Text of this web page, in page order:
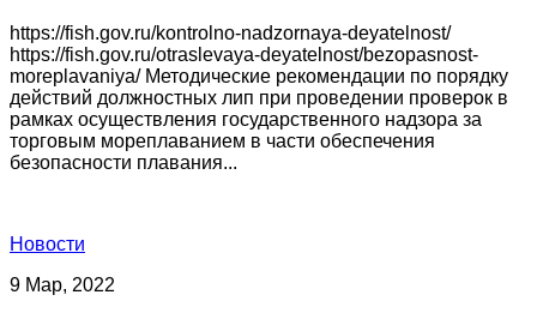
https://fish.gov.ru/kontrolno-nadzornaya-deyatelnost/
https://fish.gov.ru/otraslevaya-deyatelnost/bezopasnost-
moreplavaniya/ Методические рекомендации по порядку
действий должностных лип при проведении проверок в
рамках осуществления государственного надзора за
торговым мореплаванием в части обеспечения
безопасности плавания...
Новости
9 Мар, 2022